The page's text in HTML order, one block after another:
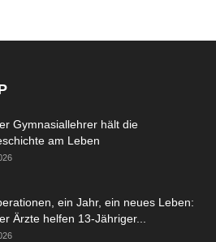
Gymnasiallehrer hält die
am Leben
ein Jahr, ein neues Leben:
Ärzte helfen 13-Jähriger...